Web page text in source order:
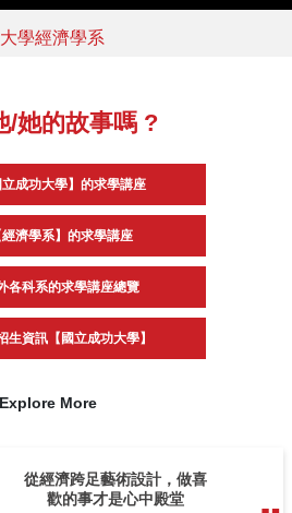
學經濟學系
/她的故事嗎 ?
成功大學】的求學講座
濟學系】的求學講座
各科系的求學講座總覽
生資訊【國立成功大學】
Explore More
從經濟跨足藝術設計，做喜
歡的事才是心中殿堂